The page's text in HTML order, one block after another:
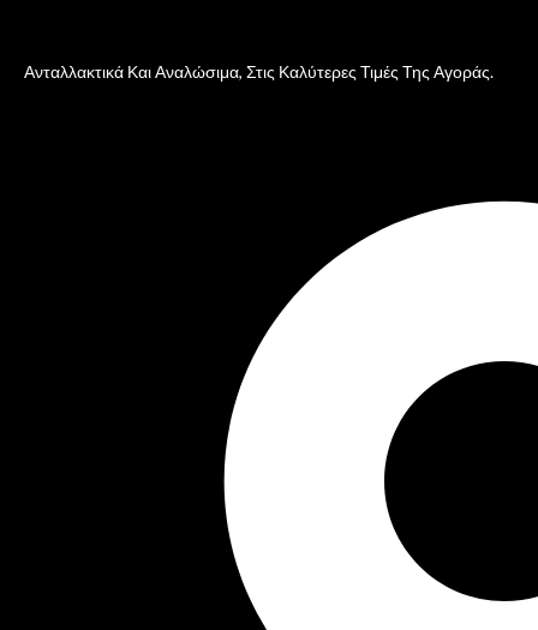
Ανταλλακτικά Και Αναλώσιμα, Στις Καλύτερες Τιμές Της Αγοράς.